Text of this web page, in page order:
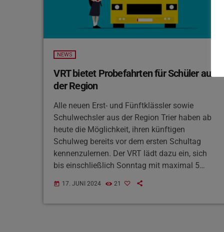
NEWS
VRT bietet Probefahrten für Schüler aus
der Region
Alle neuen Erst- und Fünftklässler sowie
Schulwechsler aus der Region Trier haben ab
heute die Möglichkeit, ihren künftigen
Schulweg bereits vor dem ersten Schultag
kennenzulernen. Der VRT lädt dazu ein, sich
bis einschließlich Sonntag mit maximal 5
vertraut zu machen. Das kostenlose
Probefahrtticket kann online unter www.vrt-
today 17. JUNI 2024 21